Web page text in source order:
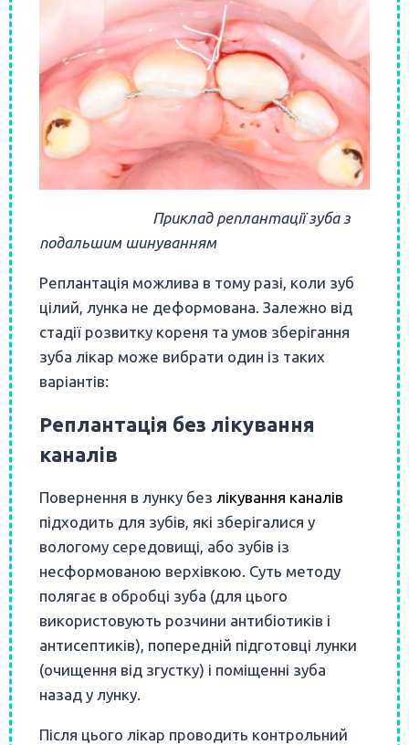
Приклад реплантації зуба з
подальшим шинуванням
Реплантація можлива в тому разі, коли зуб
цілий, лунка не деформована. Залежно від
стадії розвитку кореня та умов зберігання
зуба лікар може вибрати один із таких
варіантів:
Реплантація без лікування
каналів
Повернення в лунку без лікування каналів
підходить для зубів, які зберігалися у
вологому середовищі, або зубів із
несформованою верхівкою. Суть методу
полягає в обробці зуба (для цього
використовують розчини антибіотиків і
антисептиків), попередній підготовці лунки
(очищення від згустку) і поміщенні зуба
назад у лунку.
Після цього лікар проводить контрольний